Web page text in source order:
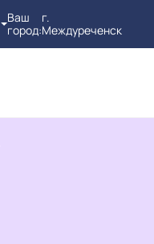
Ваш
город:
г.
Междуреченск